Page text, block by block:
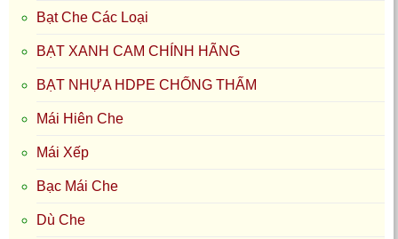
May ép bạt
Tiêu điểm